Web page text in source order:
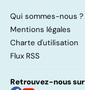
Qui sommes-nous ?
Mentions légales
Charte d'utilisation
Flux RSS
Retrouvez-nous sur